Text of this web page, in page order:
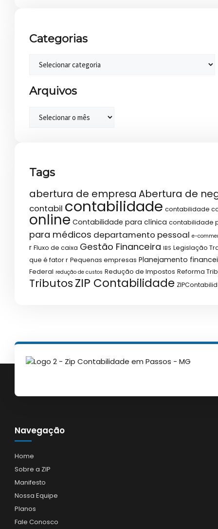
Categorias
Arquivos
Tags
abertura de empresa Abertura de
contabil contabilidade contabilidade
online Contabilidade para clínica contabilidade
para médicos departamento pessoal e-
r Fluxo de caixa Gestão Financeira IBS Legislação
que é fator r Pequenas empresas Planejamento
Federal redução de custos Redução de Impostos Reforma
TributosZIP Contabilidade
Navegação
Home
Sobre a ZIP
Manifesto
Nossa Equipe
Planos
Fale Conosco